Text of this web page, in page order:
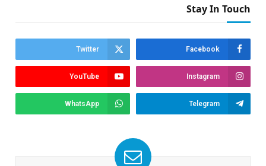
Stay In Touch
Facebook
Twitter
Instagram
YouTube
Telegram
WhatsApp